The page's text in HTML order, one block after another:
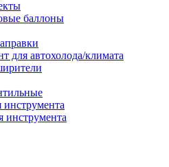
баллоны
для автохолода/климата
инструмента